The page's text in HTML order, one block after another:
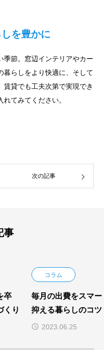
を豊かに
季節。窓辺インテリアやカー
暮らしをより快適に、そして
貸でも工夫次第で実現でき
てみてください。
次の記事
事
卒
くり
コラム
毎月の出費をスマ
抑える暮らしのコツ
2023.06.25